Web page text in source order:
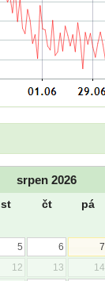
srpen 2026
st čt pá
5 6 7
12 13 14